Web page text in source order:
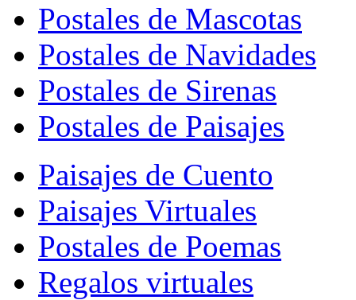
Postales de Mascotas
Postales de Navidades
Postales de Sirenas
Postales de Paisajes
Paisajes de Cuento
Paisajes Virtuales
Postales de Poemas
Regalos virtuales